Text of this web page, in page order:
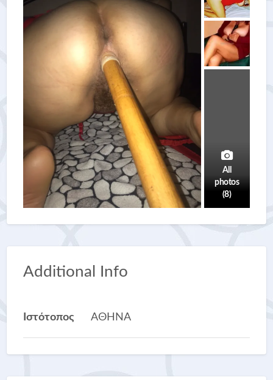
All
photos
(8)
Additional Info
Ιστότοπος ΑΘΗΝΑ